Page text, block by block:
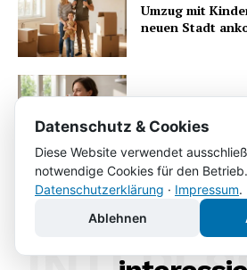
Umzug mit
neuen Stadt
verträgliche
Das könnte
Datenschutz & Cookies
Diese Website verwendet
notwendige Cookies für den
Datenschutzerklärung · Impressum.
Ablehnen